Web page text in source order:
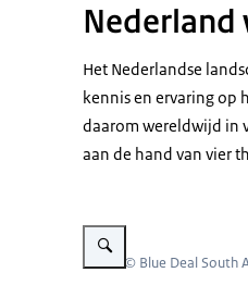
Het Nederlandse
kennis en ervaring op
daarom wereldwijd in
aan de hand van vier
Vergroot afbeelding In
Beeld: © Blue Deal South